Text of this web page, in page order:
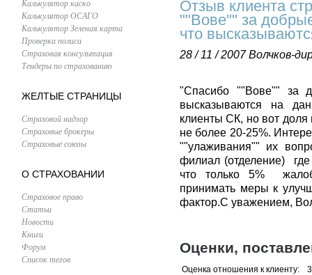
Калькулятор каско
Калькулятор ОСАГО
Калькулятор Зеленая карта
Проверка полиса
Страховая консультация
Тендеры по страхованию
ЖЕЛТЫЕ СТРАНИЦЫ
Страховой надзор
Страховые брокеры
Страховые союзы
О СТРАХОВАНИИ
Страховое право
Статьи
Новости
Книги
Форум
Список тегов
Отзыв клиента
""Вове"" за
что
28 / 11 / 2007Волчков-
"Спасибо ""Вове"" за
высказываются на
клиенты СК, но вот доля
не более 20-25%.
""улаживания"" их
филиал (отделение)
что только 5%
принимать меры к
фактор.С уважением,
Оценки,
Оценка отношения к клиенту: 3